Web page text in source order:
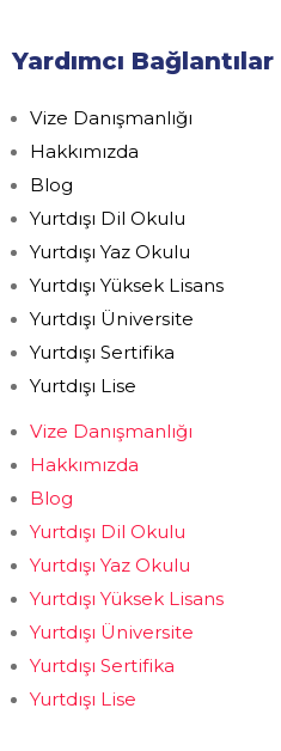
Yardımcı Bağlantılar
Vize Danışmanlığı
Hakkımızda
Blog
Yurtdışı Dil Okulu
Yurtdışı Yaz Okulu
Yurtdışı Yüksek Lisans
Yurtdışı Üniversite
Yurtdışı Sertifika
Yurtdışı Lise
Vize Danışmanlığı
Hakkımızda
Blog
Yurtdışı Dil Okulu
Yurtdışı Yaz Okulu
Yurtdışı Yüksek Lisans
Yurtdışı Üniversite
Yurtdışı Sertifika
Yurtdışı Lise